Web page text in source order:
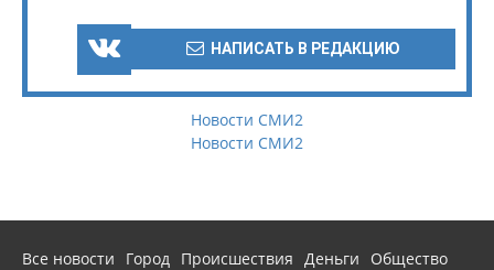
НАПИСАТЬ В РЕДАКЦИЮ
Новости СМИ2
Новости СМИ2
Все новости Город Происшествия Деньги
Общество